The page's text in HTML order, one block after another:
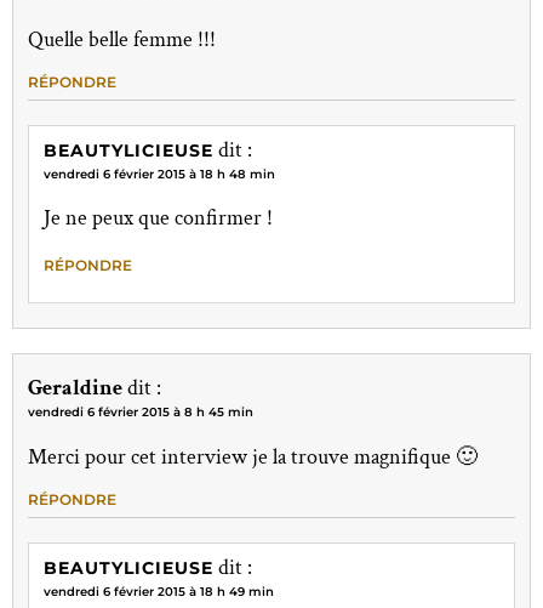
Quelle belle femme !!!
RÉPONDRE
BEAUTYLICIEUSE dit :
vendredi 6 février 2015 à 18 h 48 min
Je ne peux que confirmer !
RÉPONDRE
Geraldinedit :
vendredi 6 février 2015 à 8 h 45 min
Merci pour cet interview je la trouve magnifique 🙂
RÉPONDRE
BEAUTYLICIEUSE dit :
vendredi 6 février 2015 à 18 h 49 min